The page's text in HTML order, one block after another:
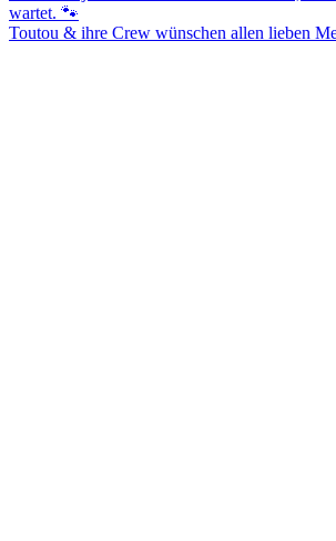
Toutou & ihre Crew wünschen allen lieben